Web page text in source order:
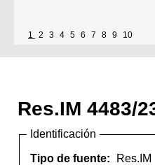
1 2 3 4 5 6 7 8 9 10
Res.IM 4483/
Identificación
Tipo de fuente:
Res.IM